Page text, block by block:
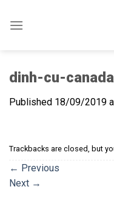
dinh-cu-
Published 18/09/2019
Trackbacks are closed, but
← Previous
Next →